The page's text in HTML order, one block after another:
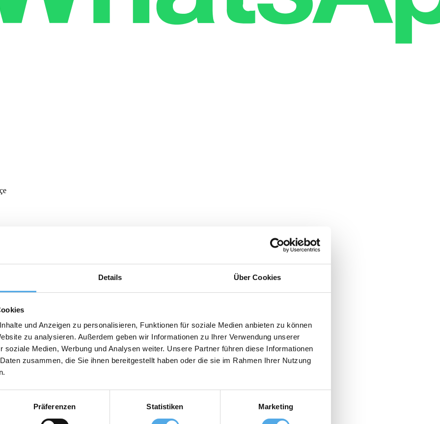
Details Über Cookies
und Anzeigen zu personalisieren, Funktionen für soziale Medien anbieten zu können
zu analysieren. Außerdem geben wir Informationen zu Ihrer Verwendung unserer
soziale Medien, Werbung und Analysen weiter. Unsere Partner führen diese Informationen
zusammen, die Sie ihnen bereitgestellt haben oder die sie im Rahmen Ihrer Nutzung
Präferenzen Statistiken Marketing